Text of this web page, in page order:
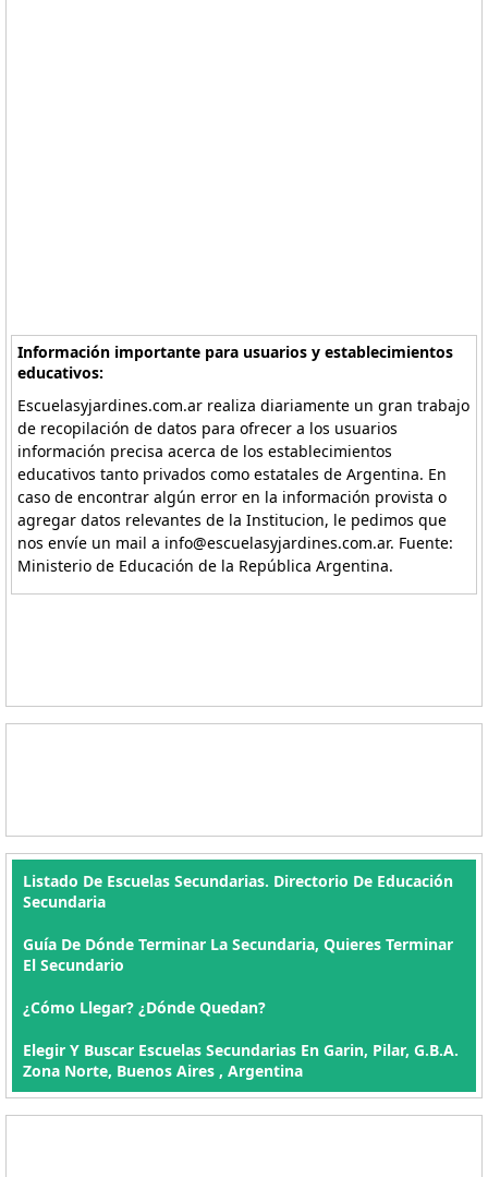
Información importante para usuarios y establecimientos
educativos:
Escuelasyjardines.com.ar realiza diariamente un gran trabajo
de recopilación de datos para ofrecer a los usuarios
información precisa acerca de los establecimientos
educativos tanto privados como estatales de Argentina. En
caso de encontrar algún error en la información provista o
agregar datos relevantes de la Institucion, le pedimos que
nos envíe un mail a info@escuelasyjardines.com.ar. Fuente:
Ministerio de Educación de la República Argentina.
Listado De Escuelas Secundarias. Directorio De Educación
Secundaria
Guía De Dónde Terminar La Secundaria, Quieres Terminar
El Secundario
¿Cómo Llegar? ¿Dónde Quedan?
Elegir Y Buscar Escuelas Secundarias En Garin, Pilar, G.B.A.
Zona Norte, Buenos Aires , Argentina